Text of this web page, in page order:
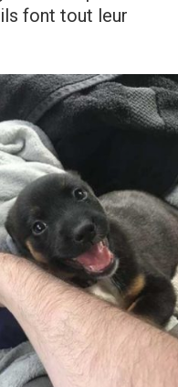
font tout leur